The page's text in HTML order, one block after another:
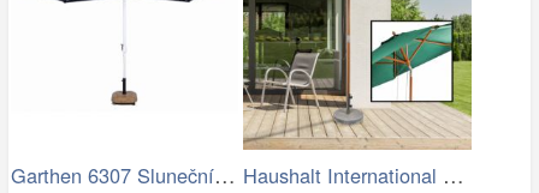
Garthen 6307 Slunečník obdélníkový 2x3… Haushalt International Dřevěný…